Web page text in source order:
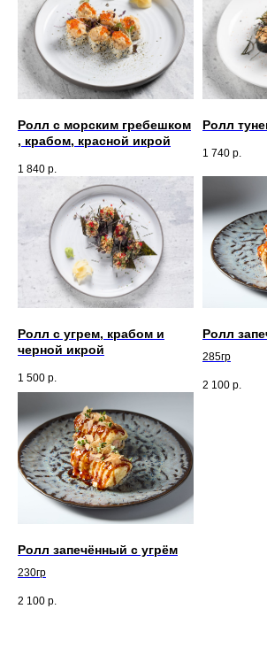
Ролл с морским гребешком
, крабом, красной икрой
1 840 р.
Ролл
1 740 р.
Ролл с угрем, крабом и
черной икрой
1 500 р.
Ролл
285гр
2 100 р.
Ролл запечённый с угрём
230гр
2 100 р.